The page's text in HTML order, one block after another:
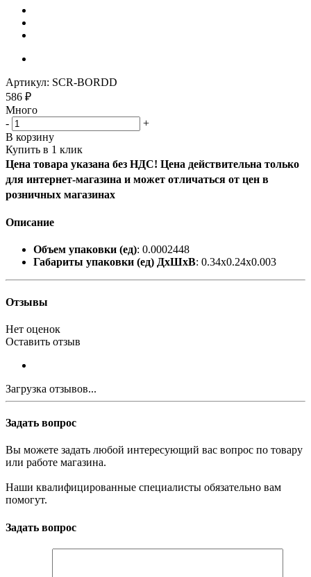
Артикул: SCR-BORDD
586 ₽
Много
-
+
В корзину
Купить в 1 клик
Цена товара указана без НДС! Цена действительна только
для интернет-магазина и может отличаться от цен в
розничных магазинах
Описание
Объем упаковки (ед): 0.0002448
Габариты упаковки (ед) ДхШхВ: 0.34x0.24x0.003
Отзывы
Нет оценок
Оставить отзыв
Загрузка отзывов...
Задать вопрос
Вы можете задать любой интересующий вас вопрос по товару
или работе магазина.
Наши квалифицированные специалисты обязательно вам
помогут.
Задать вопрос